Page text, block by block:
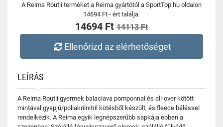
A Reima Routii terméket a Reima gyártótól a SportTop.hu oldalon
14694 Ft - ért találja.
14694 Ft 14113 Ft
Ellenőrizd az elérhetőséget
LEÍRÁS
A Reima Routii gyermek balaclava pomponnal és all-over kötött
mintával gyapjú/poliakrilnitril kötésből készült, és fleece béléssel
rendelkezik. A Reima egyik legnépszerűbb sapkája ebben a